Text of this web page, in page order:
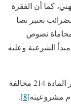
كما أن الفقرة
العامة للضرائب تعتبر نصا
مهنة المحاماة نصوص
الشرعية وعليه
ما ذكر يكون الطلب الموجه للمحامي في إطار المادة 214 مخالفة
مشروعيته[8]
.